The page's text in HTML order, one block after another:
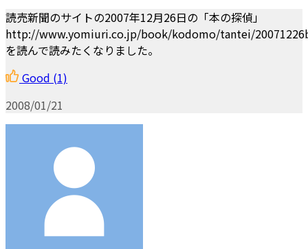
読売新聞のサイトの2007年12月26日の「本の探偵」
http://www.yomiuri.co.jp/book/kodomo/tantei/
を読んで読みたくなりました。
Good (1)
2008/01/21